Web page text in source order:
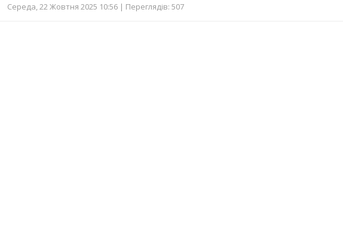
Середа, 22 Жовтня 2025 10:56 | Переглядів: 507